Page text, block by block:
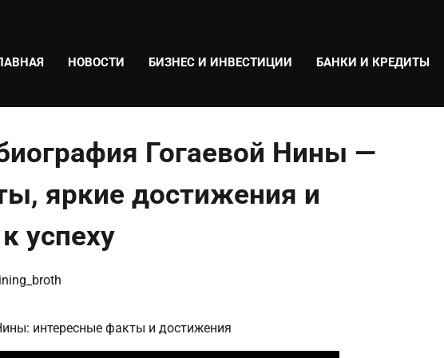
НОВОСТИ БИЗНЕС И ИНВЕСТИЦИИ БАНКИ И КРЕДИТЫ
Гогаевой Нины —
яркие достижения и
успеху